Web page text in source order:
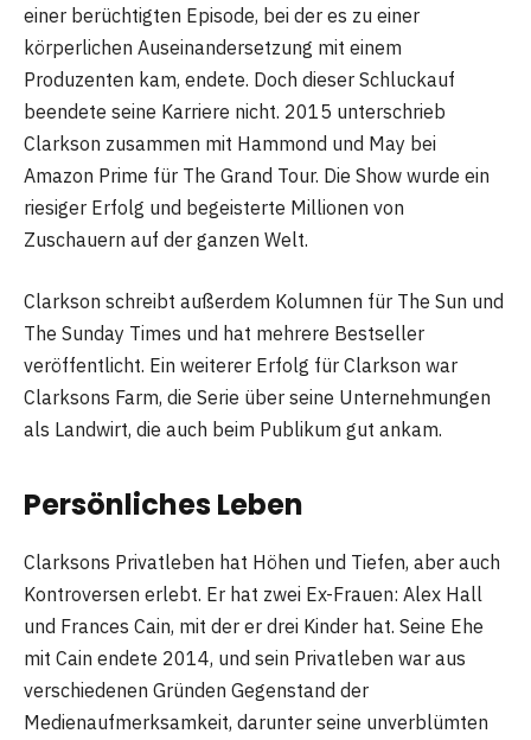
einer berüchtigten Episode, bei der es zu einer
körperlichen Auseinandersetzung mit einem
Produzenten kam, endete. Doch dieser Schluckauf
beendete seine Karriere nicht. 2015 unterschrieb
Clarkson zusammen mit Hammond und May bei
Amazon Prime für The Grand Tour. Die Show wurde ein
riesiger Erfolg und begeisterte Millionen von
Zuschauern auf der ganzen Welt.
Clarkson schreibt außerdem Kolumnen für The Sun und
The Sunday Times und hat mehrere Bestseller
veröffentlicht. Ein weiterer Erfolg für Clarkson war
Clarksons Farm, die Serie über seine Unternehmungen
als Landwirt, die auch beim Publikum gut ankam.
Persönliches Leben
Clarksons Privatleben hat Höhen und Tiefen, aber auch
Kontroversen erlebt. Er hat zwei Ex-Frauen: Alex Hall
und Frances Cain, mit der er drei Kinder hat. Seine Ehe
mit Cain endete 2014, und sein Privatleben war aus
verschiedenen Gründen Gegenstand der
Medienaufmerksamkeit, darunter seine unverblümten